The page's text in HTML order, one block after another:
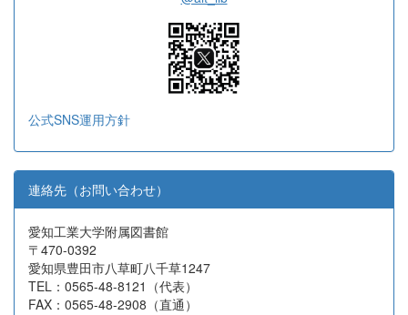
公式SNS運用方針
連絡先（お問い合わせ）
愛知工業大学附属図書館
〒470-0392
愛知県豊田市八草町八千草1247
TEL：0565-48-8121（代表）
FAX：0565-48-2908（直通）